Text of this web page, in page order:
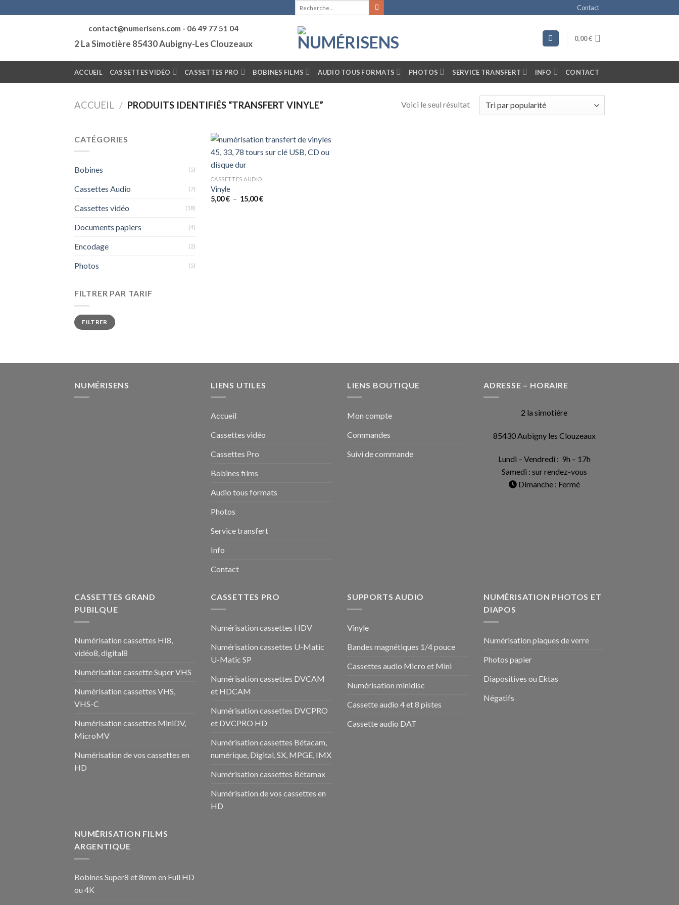
to
Contact
contact@numerisens.com - 06 49 77 51 04
2 La Simotière 85430 Aubigny-Les Clouzeaux
0,00€
ACCUEIL CASSETTES VIDÉO CASSETTES PRO BOBINES FILMS AUDIO TOUS FORMATS PHOTOS SERVICE TRANSFERT INFO CONTACT
ACCUEIL / PRODUITS IDENTIFIÉS “TRANSFERT VINYLE” Voici le seul résultat
CATÉGORIES
Bobines (5)
Cassettes Audio (7)
Cassettes vidéo (18)
Documents papiers (4)
Encodage (2)
Photos (5)
FILTRER PAR TARIF
Prix
min
Prix
maxFILTRER
CASSETTES AUDIO
Vinyle
5,00€ – 15,00€Plage
NUMÉRISENS LIENS UTILES
Accueil
Cassettes vidéo
Cassettes Pro
Bobines films
Audio tous formats
Photos
Service transfert
Info
Contact
LIENS BOUTIQUE
Mon compte
Commandes
Suivi de commande
ADRESSE – HORAIRE
2 la simotiére
85430 Aubigny les Clouzeaux
Lundi – Vendredi : 9h – 17h
Samedi : sur rendez-vous
Dimanche : Fermé
CASSETTES GRAND
PUBILQUE
Numérisation cassettes HI8,
vidéo8, digital8
Numérisation cassette Super VHS
Numérisation cassettes VHS,
VHS-C
Numérisation cassettes MiniDV,
MicroMV
Numérisation de vos cassettes en
HD
CASSETTES PRO
Numérisation cassettes HDV
Numérisation cassettes U-Matic
U-Matic SP
Numérisation cassettes DVCAM
et HDCAM
Numérisation cassettes DVCPRO
et DVCPRO HD
Numérisation cassettes Bétacam,
numérique, Digital, SX, MPGE, IMX
Numérisation cassettes Bétamax
Numérisation de vos cassettes en
HD
SUPPORTS AUDIO
Vinyle
Bandes magnétiques 1/4 pouce
Cassettes audio Micro et Mini
Numérisation minidisc
Cassette audio 4 et 8 pistes
Cassette audio DAT
NUMÉRISATION PHOTOS ET
DIAPOS
Numérisation plaques de verre
Photos papier
Diapositives ou Ektas
Négatifs
NUMÉRISATION FILMS
ARGENTIQUE
Bobines Super8 et 8mm en Full HD
ou 4K